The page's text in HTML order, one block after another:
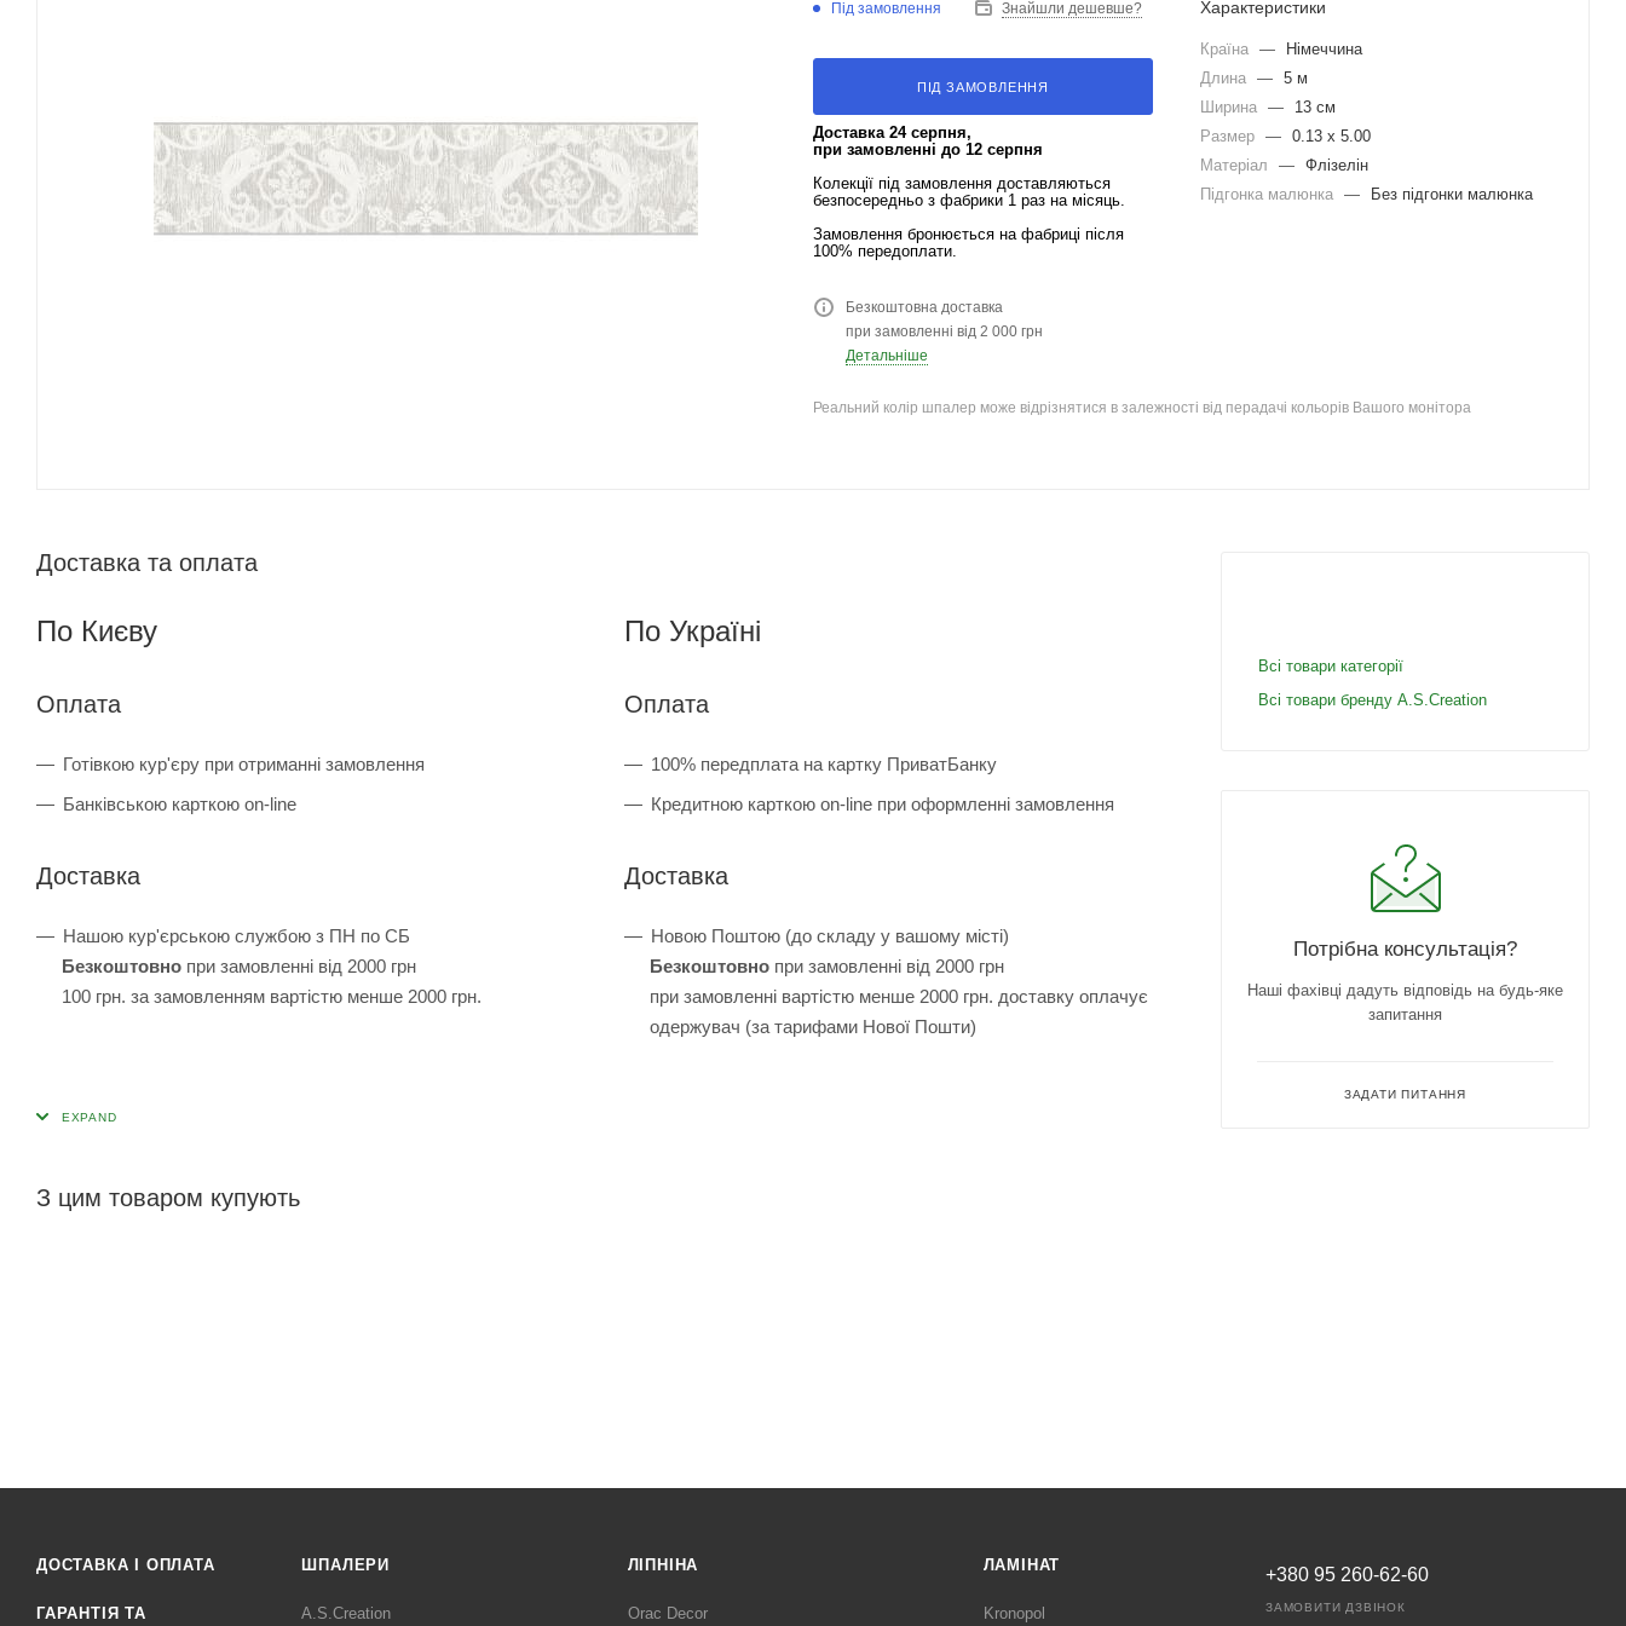
Під замовлення Знайшли дешевше?
ПІД ЗАМОВЛЕННЯ
Доставка 24 серпня,
при замовленні до 12 серпня
Колекції під замовлення доставляються
безпосередньо з фабрики 1 раз на місяць.
Замовлення бронюється на фабриці після
100% передоплати.
Безкоштовна доставка
при замовленні від 2 000 грн
Детальніше
Характеристики
Країна —
Німеччина
Длина — 5 м
Ширина —
13 см
Размер — 0.13 x 5.00
Матеріал
— Флізелін
Підгонка малюнка — Без підгонки малюнка
Реальний колір шпалер може відрізнятися в залежності від перадачі кольорів Вашого монітора
Доставка та оплата
По Києву
Оплата
Готівкою кур'єру при отриманні замовлення
Банківською карткою on-line
Доставка
Нашою кур'єрською службою з ПН по СБ
Безкоштовно при замовленні від 2000 грн
100 грн. за замовленням вартістю менше 2000 грн.
По Україні
Оплата
100% передплата на картку ПриватБанку
Кредитною карткою on-line при оформленні замовлення
Доставка
Новою Поштою (до складу у вашому місті)
Безкоштовнопри замовленні від 2000 грн
при замовленні вартістю менше 2000 грн. доставку оплачує
одержувач (за тарифами Нової Пошти)
З цим товаром купують
Всі товари категорії
Всі товари бренду A.S.Creation
Потрібна консультація?
Наші фахівці дадуть відповідь на будь-яке
запитання
ЗАДАТИ ПИТАННЯ
ДОСТАВКА І ОПЛАТА
ГАРАНТІЯ ТА
ШПАЛЕРИ
A.S.Creation
ЛІПНІНА
Orac Decor
ЛАМІНАТ
Kronopol
+380 95 260-62-60
ЗАМОВИТИ ДЗВІНОК